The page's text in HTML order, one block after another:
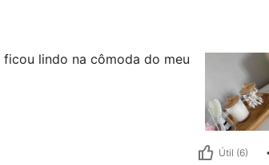
lindo na cômoda do meu
Útil (6)